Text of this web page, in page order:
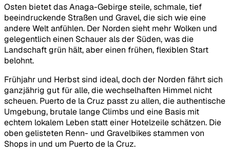
Osten bietet das Anaga-Gebirge steile, schmale, tief
beeindruckende Straßen und Gravel, die sich wie eine
andere Welt anfühlen. Der Norden sieht mehr Wolken und
gelegentlich einen Schauer als der Süden, was die
Landschaft grün hält, aber einen frühen, flexiblen Start
belohnt.
Frühjahr und Herbst sind ideal, doch der Norden fährt sich
ganzjährig gut für alle, die wechselhaften Himmel nicht
scheuen. Puerto de la Cruz passt zu allen, die authentische
Umgebung, brutale lange Climbs und eine Basis mit
echtem lokalem Leben statt einer Hotelzeile schätzen. Die
oben gelisteten Renn- und Gravelbikes stammen von
Shops in und um Puerto de la Cruz.